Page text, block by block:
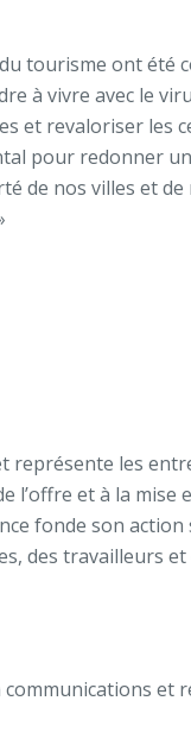
tourisme ont été
à vivre avec le
et revaloriser les
pour redonner
de nos villes et
représente les
l’offre et à la
fonde son
des travailleurs
et